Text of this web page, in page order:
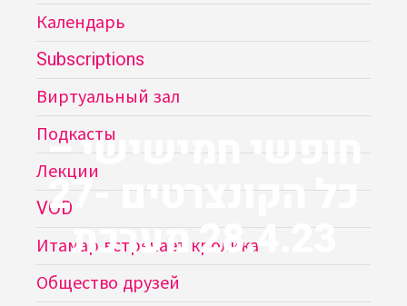
חופשי חמישישי –
כל הקונצרטים 27-
28.4.23 מערכת
Календарь
Subscriptions
Виртуальный зал
Подкасты
Лекции
VOD
Итамар встречает кролика
Общество друзей